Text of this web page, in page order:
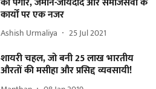
कार्यों पर एक नजर
Ashish Urmaliya 25 Jul 2021
शायरी चहल, जो बनी 25 लाख भारतीय
औरतों की मसीहा और प्रसिद्द व्यवसायी!